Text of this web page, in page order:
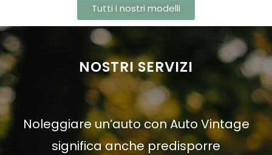
Tutti i nostri modelli
NOSTRI SERVIZI
Noleggiare un’auto con Auto Vintage
significa anche predisporre